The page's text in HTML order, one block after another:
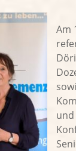
Am
und